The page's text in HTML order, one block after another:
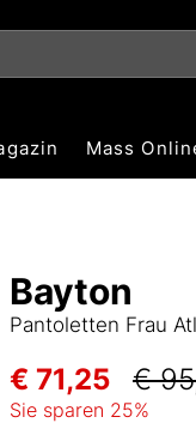
Mass
Bayton
Pantoletten Frau
€ 71,25 €
Sie sparen 25%